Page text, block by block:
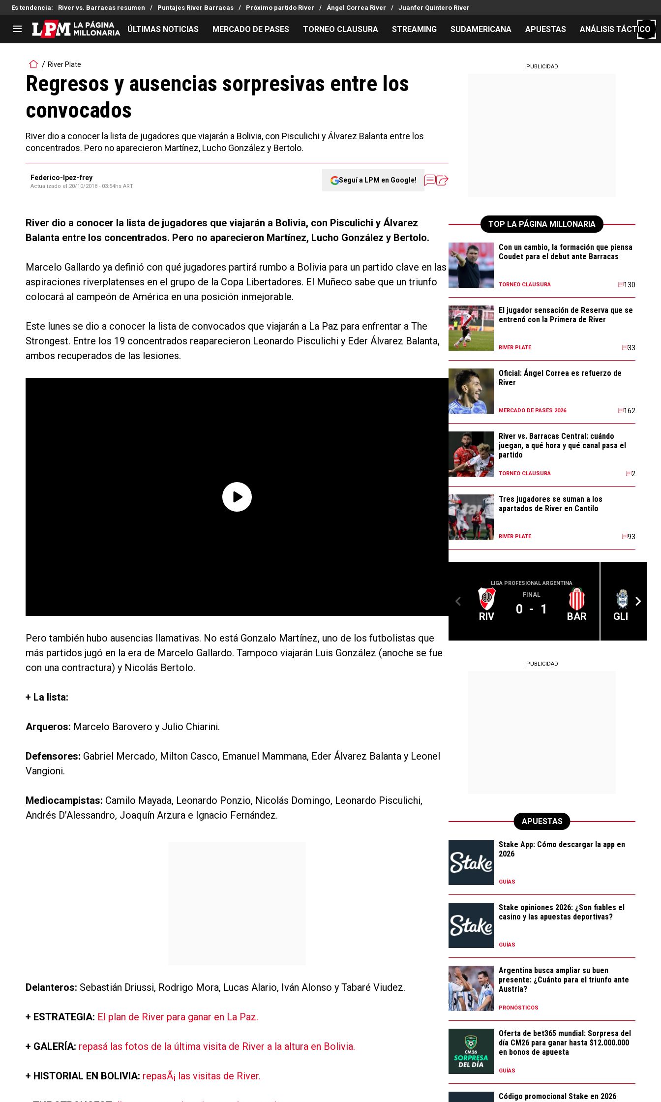
Es tendencia: River vs. Barracas resumen Puntajes River Barracas Próximo partido River Ángel Correa River Juanfer Quintero River
LIGA PROFESIONAL
Noticias
Tabla de posiciones
Reserva
Copa Sudamericana
Copa Argentina
Análisis tácticos
Entradas
Entrevistas
Guías
ÚLTIMAS NOTICIAS MERCADO DE PASES TORNEO CLAUSURA STREAMING SUDAMERICANA APUESTAS ANÁLISIS TÁCTICO
River Plate
Regresos y ausencias sorpresivas entre los
convocados
River dio a conocer la lista de jugadores que viajarán a Bolivia, con Pisculichi y Álvarez Balanta entre los
concentrados. Pero no aparecieron Martínez, Lucho González y Bertolo.
Federico-lpez-frey
Actualizado el 20/10/2018 - 03:54hs ART
Seguí a LPM en Google!
River dio a conocer la lista de jugadores que viajarán a Bolivia, con Pisculichi y Álvarez
Balanta entre los concentrados. Pero no aparecieron Martínez, Lucho González y Bertolo.
Marcelo Gallardo ya definió con qué jugadores partirá rumbo a Bolivia para un partido clave en las
aspiraciones riverplatenses en el grupo de la Copa Libertadores. El Muñeco sabe que un triunfo
colocará al campeón de América en una posición inmejorable.
Este lunes se dio a conocer la lista de convocados que viajarán a La Paz para enfrentar a The
Strongest. Entre los 19 concentrados reaparecieron Leonardo Pisculichi y Eder Álvarez Balanta,
ambos recuperados de las lesiones.
Pero también hubo ausencias llamativas. No está Gonzalo Martínez, uno de los futbolistas que
más partidos jugó en la era de Marcelo Gallardo. Tampoco viajarán Luis González (anoche se fue
con una contractura) y Nicolás Bertolo.
+ La lista:
Arqueros: Marcelo Barovero y Julio Chiarini.
Defensores: Gabriel Mercado, Milton Casco, Emanuel Mammana, Eder Álvarez Balanta y Leonel
Vangioni.
Mediocampistas: Camilo Mayada, Leonardo Ponzio, Nicolás Domingo, Leonardo Pisculichi,
Andrés D’Alessandro, Joaquín Arzura e Ignacio Fernández.
Delanteros: Sebastián Driussi, Rodrigo Mora, Lucas Alario, Iván Alonso y Tabaré Viudez.
+ ESTRATEGIA: El plan de River para ganar en La Paz.
+ GALERÍA: repasá las fotos de la última visita de River a la altura en Bolivia.
+ HISTORIAL EN BOLIVIA: repasÃ¡ las visitas de River.
PUBLICIDAD
TOP LA PÁGINA MILLONARIA
Con un cambio, la formación que piensa
Coudet para el debut ante Barracas
TORNEO CLAUSURA 130
El jugador sensación de Reserva que se
entrenó con la Primera de River
RIVER PLATE 33
Oficial: Ángel Correa es refuerzo de
River
MERCADO DE PASES 2026 162
River vs. Barracas Central: cuándo
juegan, a qué hora y qué canal pasa el
partido
TORNEO CLAUSURA 2
Tres jugadores se suman a los
apartados de River en Cantilo
RIVER PLATE 93
LIGA PROFESIONAL ARGENTINA
RIV
FINAL
0 - 1 BAR GLP
PUBLICIDAD
APUESTAS
Stake App: Cómo descargar la app en
2026
GUÍAS
Stake opiniones 2026: ¿Son fiables el
casino y las apuestas deportivas?
GUÍAS
Argentina busca ampliar su buen
presente: ¿Cuánto para el triunfo ante
Austria?
PRONÓSTICOS
Oferta de bet365 mundial: Sorpresa del
día CM26 para ganar hasta $12.000.000
en bonos de apuesta
GUÍAS
Código promocional Stake en 2026